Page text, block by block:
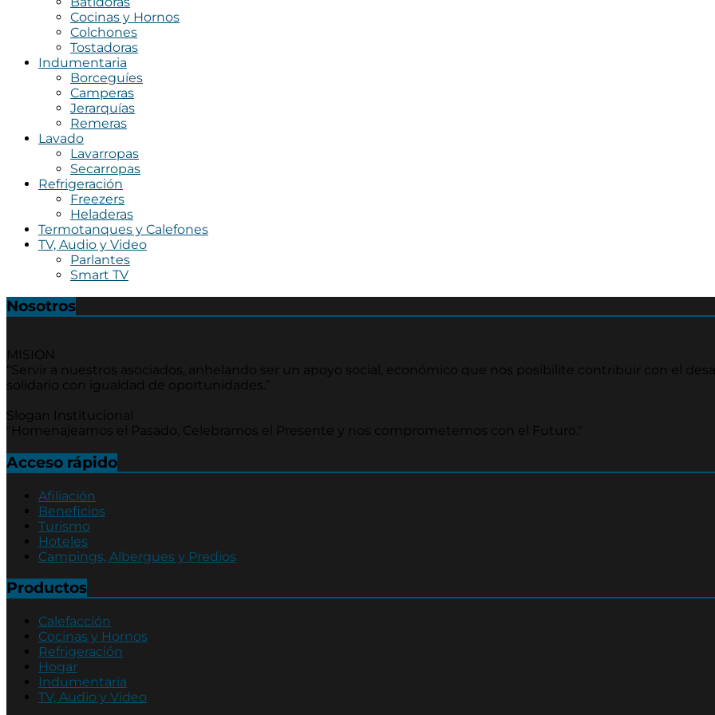
Cocinas y Hornos
Colchones
Tostadoras
Indumentaria
Borceguíes
Camperas
Jerarquías
Remeras
Lavado
Lavarropas
Secarropas
Refrigeración
Freezers
Heladeras
Termotanques y Calefones
TV, Audio y Video
Parlantes
Smart TV
Nosotros
MISION
“Servir a nuestros asociados, anhelando ser un apoyo social, económico que nos posibilite contribuir con el
solidario con igualdad de oportunidades.”
Slogan Institucional
"Homenajeamos el Pasado, Celebramos el Presente y nos comprometemos con el Futuro."
Acceso rápido
Afiliación
Beneficios
Turismo
Hoteles
Campings, Albergues y Predios
Productos
Calefacción
Cocinas y Hornos
Refrigeración
Hogar
Indumentaria
TV, Audio y Video